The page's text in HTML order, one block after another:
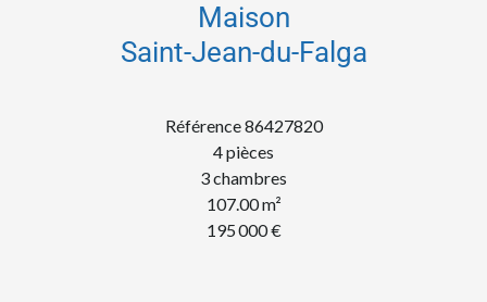
Maison
Saint-Jean-du-Falga
Référence86427820
4 pièces
3 chambres
107.00m²
195 000 €